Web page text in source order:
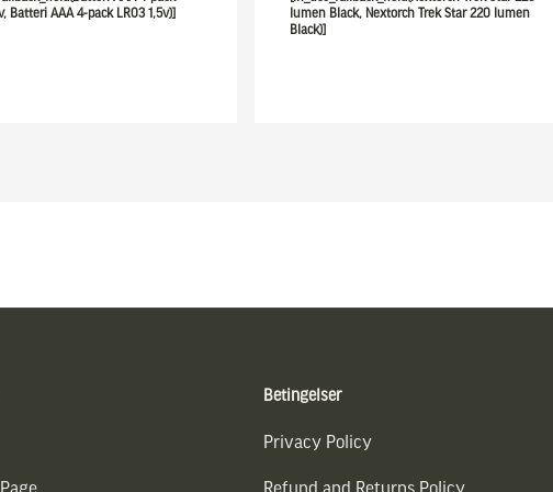
Batteri AAA 4-pack LR03 1,5v)]
lumen Black, Nextorch Trek Star 220 lumen
Black)]
Betingelser
Privacy Policy
Refund and Returns Policy